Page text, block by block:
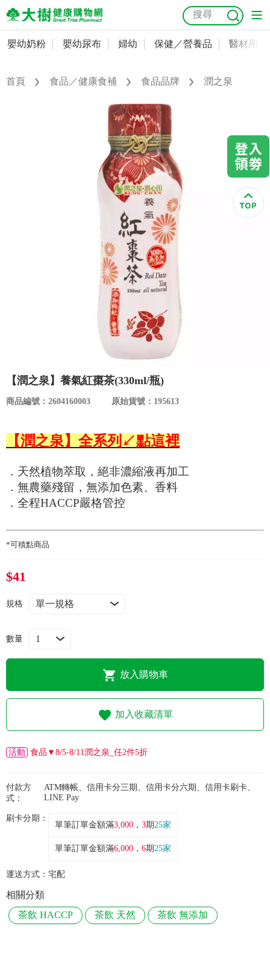
嬰幼奶粉
嬰幼尿布
優惠活動
合作提案
購物流程
會員專區
常見問題
折價券、紅利說明
抗菌 尿布 大樹獨家 益生菌 魚油 幼兒米餅 貓砂
會員資料及密碼修改
常用收件人清單
嬰幼奶粉 嬰幼尿布 婦幼 保健／營養品 醫材用品
首頁 食品／健康食補 食品品牌 潤之泉
【潤之泉】養氣紅棗茶(330ml/瓶)
商品編號：2604160003 原始貨號：195613
【潤之泉】全系列↙點這裡
．天然植物萃取，絕非濃縮液再加工
．無農藥殘留，無添加色素、香料
．全程HACCP嚴格管控
*可積點商品
$41
規格
數量
放入購物車
加入收藏清單
活動 食品▼8/5-8/11潤之泉_任2件5折
付款方
式：
ATM轉帳、信用卡分三期、信用卡分六期、信用卡刷卡、
LINE Pay
刷卡分期：
單筆訂單金額滿3,000 ， 3期25家
單筆訂單金額滿6,000 ， 6期25家
運送方式： 宅配
相關分類
茶飲 HACCP
茶飲 天然 茶飲 無添加